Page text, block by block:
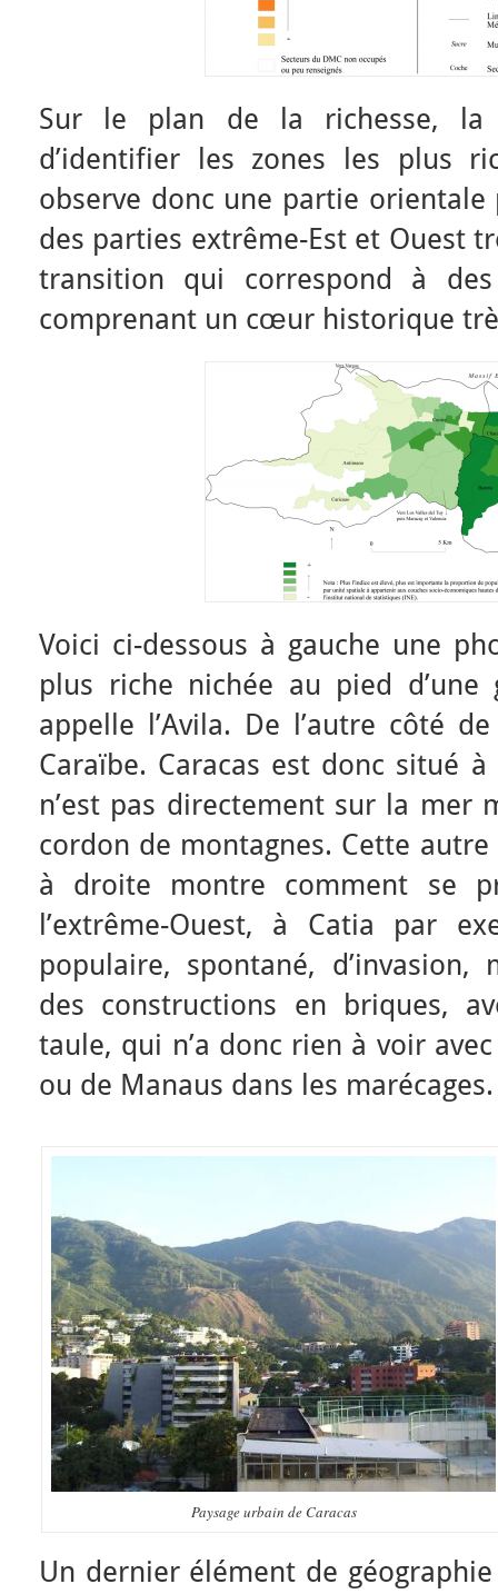
Sur le plan de la richesse, la
d’identifier les zones les plus
observe donc une partie
des parties extrême-Est et Ouest
transition qui correspond à
comprenant un cœur historique
Voici ci-dessous à gauche une
plus riche nichée au pied d’une
appelle l’Avila. De l’autre côté
Caraïbe. Caracas est donc situé
n’est pas directement sur la mer
cordon de montagnes. Cette
à droite montre comment se
l’extrême-Ouest, à Catia par
populaire, spontané,
des constructions en briques,
taule, qui n’a donc rien à voir
ou de Manaus dans les marécages.
Paysage urbain de Caracas
Un dernier élément de